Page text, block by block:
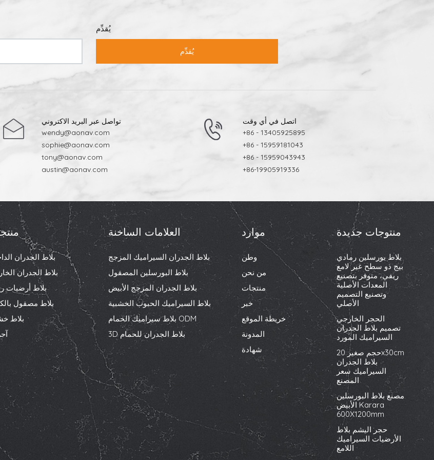
يُقدِّم
يُقدِّم
تواصل عبر البريد الاكتروني
wendy@aonav.com
sophie@aonav.com
tony@aonav.com
austin@aonav.com
اتصل في أي وقت
+86 - 13405925895
+86 - 15959181043
+86 - 15959043943
+86-19905919336
بلاط الجدران
بلاط الجدران
بلاط أرضيات
بلاط مصقول
بلاط
العلامات الساخنة
بلاط الجدران السيراميك المزجج
بلاط البورسلين المصقول
بلاط الجدران المزجج الأبيض
بلاط السيراميك الحبوب الخشبية
بلاط سيراميك الحمام ODM
3D بلاط الجدران للحمام
موارد
وطن
من نحن
منتجات
خبر
خريطة الموقع
المدونة
شهادة
منتوجات جديدة
بلاط بورسلين رمادي
بيج ذو سطح غير لامع
ريفي، متوفر بتصنيع
المعدات الأصلية
وتصنيع التصميم
الأصلي
الحجر الخارجي
تصميم بلاط الجدران
السيراميك المورد
حجم صغير 20x30cm
بلاط الجدران
السيراميك سعر
المصنع
مصنع بلاط البورسلين
الأبيض Karara
600X1200mm
حجر اليشم بلاط
الأرضيات السيراميك
اللامع